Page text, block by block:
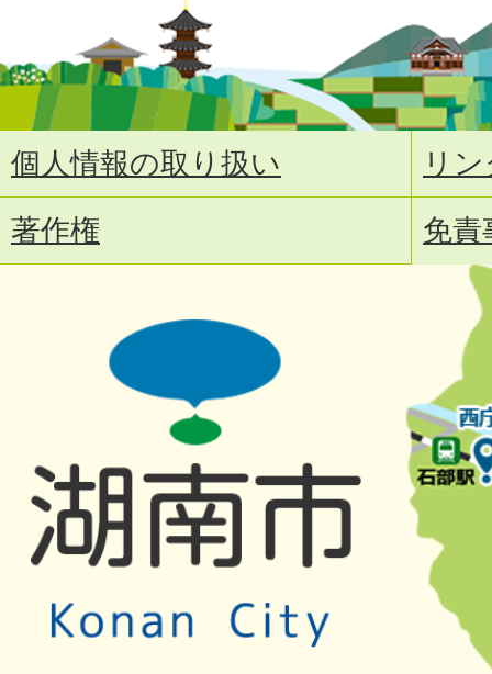
個人情報の取り扱い
リ
著作権
免責